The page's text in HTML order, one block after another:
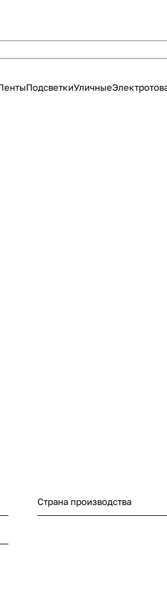
ПодсветкиУличные
Страна производства